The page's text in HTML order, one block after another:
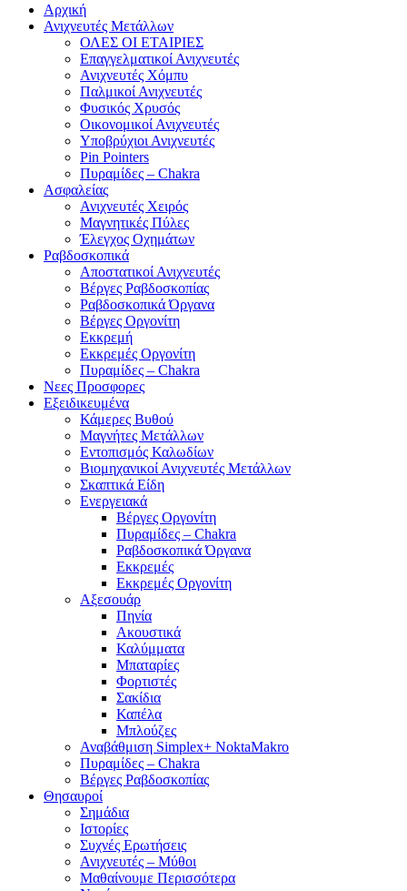
Αρχική
Ανιχνευτές Μετάλλων
ΟΛΕΣ ΟΙ ΕΤΑΙΡΙΕΣ
Επαγγελματικοί Ανιχνευτές
Ανιχνευτές Χόμπυ
Παλμικοί Ανιχνευτές
Φυσικός Χρυσός
Οικονομικοί Ανιχνευτές
Υποβρύχιοι Ανιχνευτές
Pin Pointers
Πυραμίδες – Chakra
Ασφαλείας
Ανιχνευτές Χειρός
Μαγνητικές Πύλες
Έλεγχος Οχημάτων
Ραβδοσκοπικά
Αποστατικοί Ανιχνευτές
Βέργες Ραβδοσκοπίας
Ραβδοσκοπικά Όργανα
Βέργες Οργονίτη
Εκκρεμή
Εκκρεμές Οργονίτη
Πυραμίδες – Chakra
Νεες Προσφορες
Εξειδικευμένα
Κάμερες Βυθού
Μαγνήτες Μετάλλων
Εντοπισμός Καλωδίων
Βιομηχανικοί Ανιχνευτές Μετάλλων
Σκαπτικά Είδη
Ενεργειακά
Βέργες Οργονίτη
Πυραμίδες – Chakra
Ραβδοσκοπικά Όργανα
Εκκρεμές
Εκκρεμές Οργονίτη
Αξεσουάρ
Πηνία
Ακουστικά
Καλύμματα
Μπαταρίες
Φορτιστές
Σακίδια
Καπέλα
Μπλούζες
Αναβάθμιση Simplex+ NoktaMakro
Πυραμίδες – Chakra
Βέργες Ραβδοσκοπίας
Θησαυροί
Σημάδια
Ιστορίες
Συχνές Ερωτήσεις
Ανιχνευτές – Μύθοι
Μαθαίνουμε Περισσότερα